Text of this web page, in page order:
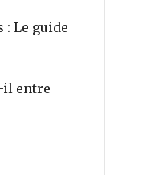
: Le guide
il entre